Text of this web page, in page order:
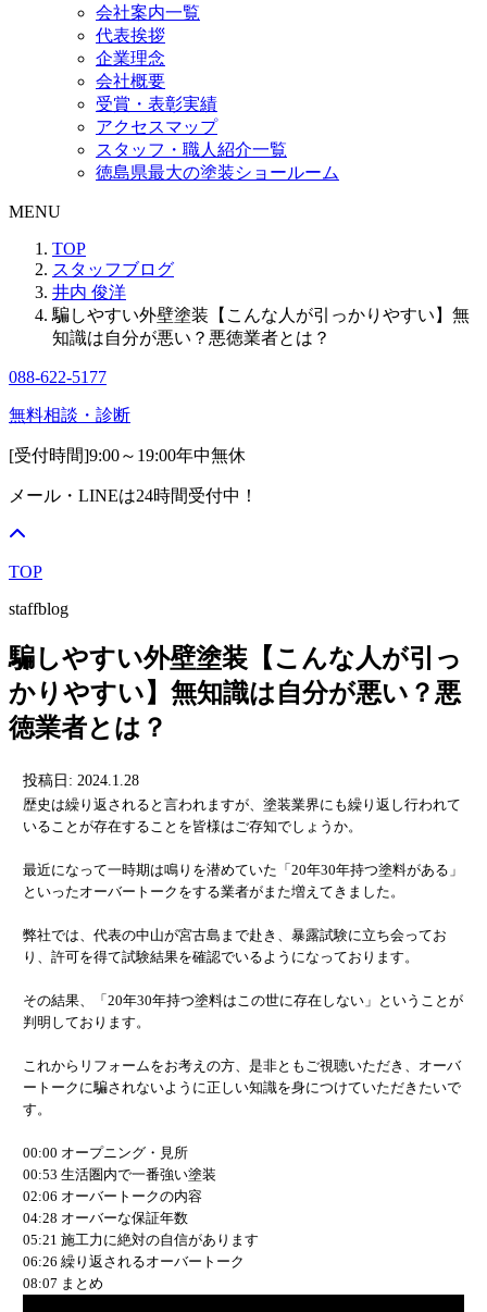
会社案内一覧
代表挨拶
企業理念
会社概要
受賞・表彰実績
アクセスマップ
スタッフ・職人紹介一覧
徳島県最大の塗装ショールーム
MENU
TOP
スタッフブログ
井内 俊洋
騙しやすい外壁塗装【こんな人が引っかりやすい】無
知識は自分が悪い？悪徳業者とは？
088-622-5177
無料相談・診断
[受付時間]9:00～19:00年中無休
メール・LINEは24時間受付中！
TOP
staffblog
騙しやすい外壁塗装【こんな人が引っ
かりやすい】無知識は自分が悪い？悪
徳業者とは？
投稿日: 2024.1.28
歴史は繰り返されると言われますが、塗装業界にも繰り返し行われて
いることが存在することを皆様はご存知でしょうか。
最近になって一時期は鳴りを潜めていた「20年30年持つ塗料がある」
といったオーバートークをする業者がまた増えてきました。
弊社では、代表の中山が宮古島まで赴き、暴露試験に立ち会ってお
り、許可を得て試験結果を確認でいるようになっております。
その結果、「20年30年持つ塗料はこの世に存在しない」ということが
判明しております。
これからリフォームをお考えの方、是非ともご視聴いただき、オーバ
ートークに騙されないように正しい知識を身につけていただきたいで
す。
00:00 オープニング・見所
00:53 生活圏内で一番強い塗装
02:06 オーバートークの内容
04:28 オーバーな保証年数
05:21 施工力に絶対の自信があります
06:26 繰り返されるオーバートーク
08:07 まとめ